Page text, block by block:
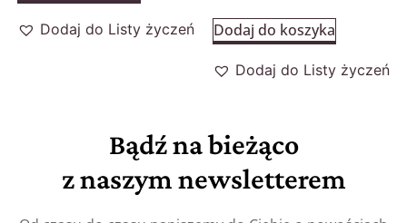
Dodaj do Listy życzeń Dodaj do koszyka
Dodaj do Listy życzeń
Bądź na bieżąco
z naszym newsletterem